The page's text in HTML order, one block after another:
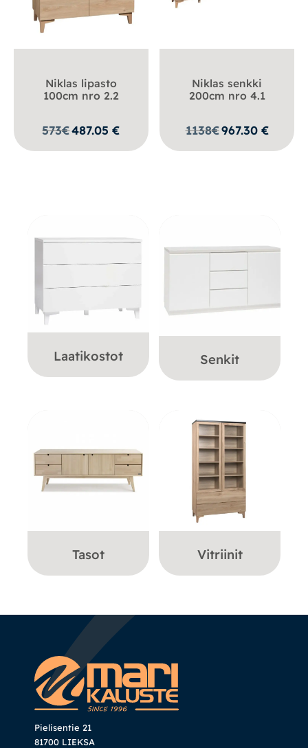
Niklas lipasto
100cm nro 2.2
573€487.05€
Niklas senkki
200cm nro 4.1
1138€967.30 €
Laatikostot Senkit
Tasot Vitriinit
Pielisentie 21
81700 LIEKSA